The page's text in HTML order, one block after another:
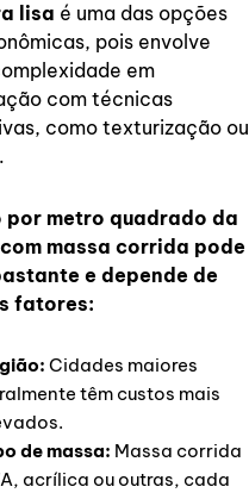
lisa é uma das opções
pois envolve
em
com técnicas
como texturização ou
por metro quadrado da
massa corrida pode
e depende de
fatores:
Cidades maiores
têm custos mais
de massa: Massa corrida
acrílica ou outras, cada